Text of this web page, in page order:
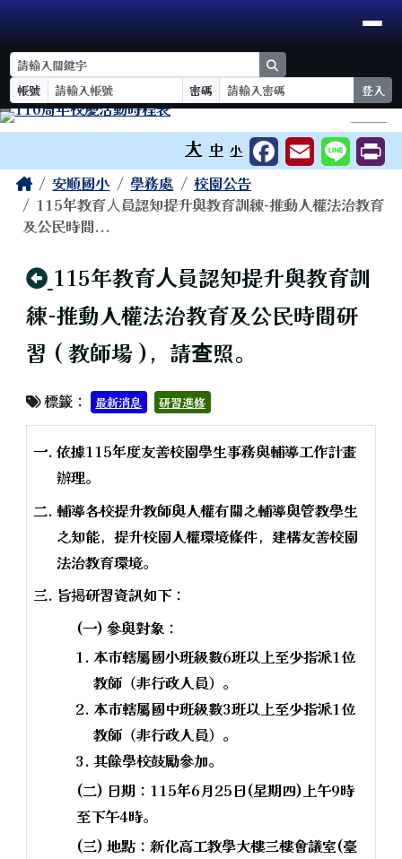
跳至主內容區
臺南市安順國小
導覽列
帳號
密碼 登入
⏸
大 中 小
主內容區域
Home安順國小 學務處
校園公告
115年教育⼈員認知提升與教育訓練-推動人權法治教育
及公民時間...
回上頁
115年教育⼈員認知提升與教育訓
練-推動人權法治教育及公民時間研
習 ( 教師場 )，請查照。
標籤： 最新消息 研習進修
依據115年度友善校園學生事務與輔導工作計畫
辦理。
輔導各校提升教師與人權有關之輔導與管教學生
之知能，提升校園人權環境條件，建構友善校園
法治教育環境。
旨揭研習資訊如下：
(一) 參與對象：
本市轄屬國小班級數6班以上至少指派1位
教師（非行政人員）。
本市轄屬國中班級數3班以上至少指派1位
教師（非行政人員）。
其餘學校鼓勵參加。
(二) 日期：115年6月25日(星期四)上午9時
至下午4時。
(三) 地點：新化高工教學大樓三樓會議室(臺
頁尾區域